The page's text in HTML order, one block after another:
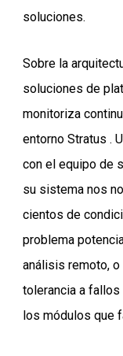
soluciones.
Sobre la
soluciones de
monitoriza
entorno Stratus .
con el equipo de
su sistema nos
cientos de
problema
análisis remoto,
tolerancia a fallos
los módulos que